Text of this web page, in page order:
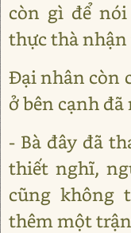
còn gì để
thực thà nhận
Đại nhân còn
ở bên cạnh đã
- Bà đây đã
thiết nghĩ,
cũng không
thêm một